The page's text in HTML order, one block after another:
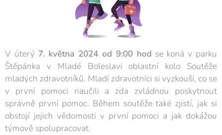
V úterý 7. května 2024 od 9:00 hod se koná v parku
Štěpánka v Mladé Boleslavi oblastní kolo Soutěže
mladých zdravotníků. Mladí zdravotníci si vyzkouší, co se
v první pomoci naučili a zda zvládnou poskytnout
správně první pomoc. Během soutěže také zjistí, jak si
obstojí jejich vědomosti v první pomoci a jak dokážou
týmově spolupracovat.